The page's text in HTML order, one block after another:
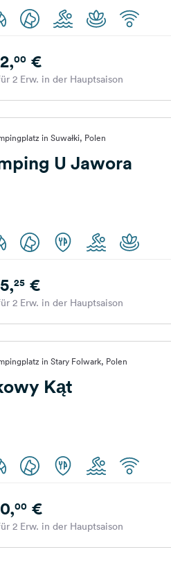
00€
2 Erw. in der Hauptsaison
in Suwałki, Polen
U Jawora
25€
2 Erw. in der Hauptsaison
in Stary Folwark, Polen
Kąt
00€
2 Erw. in der Hauptsaison